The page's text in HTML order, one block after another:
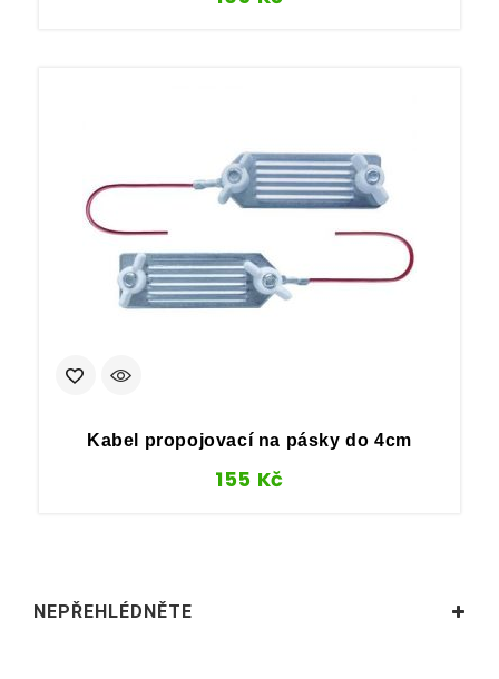
Kabel propojovací na pásky do 4cm
155 Kč
NEPŘEHLÉDNĚTE